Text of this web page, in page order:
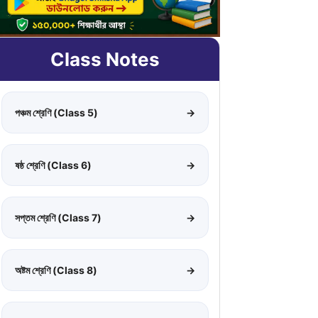
Class Notes
পঞ্চম শ্রেণি (Class 5) →
ষষ্ঠ শ্রেণি (Class 6) →
সপ্তম শ্রেণি (Class 7) →
অষ্টম শ্রেণি (Class 8) →